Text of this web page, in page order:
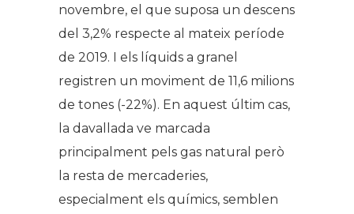
novembre, el que suposa un descens
del 3,2% respecte al mateix període
de 2019. I els líquids a granel
registren un moviment de 11,6 milions
de tones (-22%). En aquest últim cas,
la davallada ve marcada
principalment pels gas natural però
la resta de mercaderies,
especialment els químics, semblen